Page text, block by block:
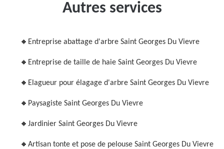
Autres services
Entreprise abattage d'arbre Saint Georges Du Vievre
Entreprise de taille de haie Saint Georges Du Vievre
Elagueur pour élagage d'arbre Saint Georges Du Vievre
Paysagiste Saint Georges Du Vievre
Jardinier Saint Georges Du Vievre
Artisan tonte et pose de pelouse Saint Georges Du Vievre